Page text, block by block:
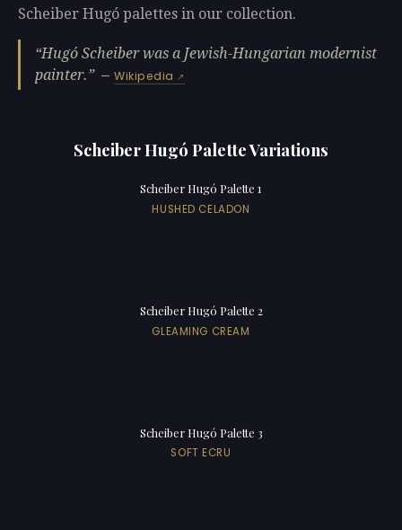
Scheiber Hugó palettes in our collection.
Hugó Scheiber was a Jewish-Hungarian modernist
painter.
—Wikipedia
Scheiber Hugó Palette Variations
Scheiber Hugó Palette 1
HUSHED CELADON
Scheiber Hugó Palette 2
GLEAMING CREAM
Scheiber Hugó Palette 3
SOFT ECRU